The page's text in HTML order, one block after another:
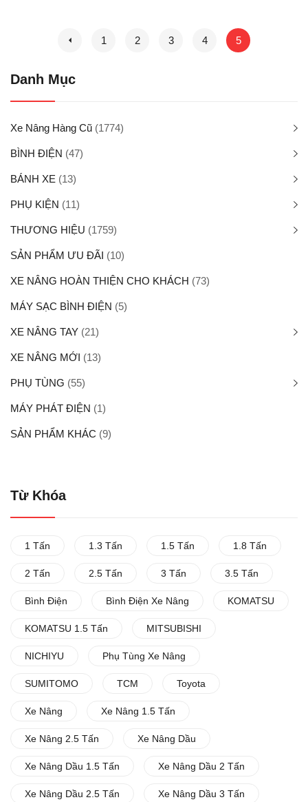
1 2 3 4 5
Danh Mục
Xe Nâng Hàng Cũ (1774)
BÌNH ĐIỆN (47)
BÁNH XE (13)
PHỤ KIỆN (11)
THƯƠNG HIỆU (1759)
SẢN PHẨM ƯU ĐÃI (10)
XE NÂNG HOÀN THIỆN CHO KHÁCH (73)
MÁY SẠC BÌNH ĐIỆN (5)
XE NÂNG TAY (21)
XE NÂNG MỚI (13)
PHỤ TÙNG (55)
MÁY PHÁT ĐIỆN (1)
SẢN PHẨM KHÁC (9)
Từ Khóa
1 Tấn 1.3 Tấn 1.5 Tấn 1.8 Tấn
2 Tấn 2.5 Tấn 3 Tấn 3.5 Tấn
Bình Điện Bình Điện Xe Nâng KOMATSU
KOMATSU 1.5 Tấn MITSUBISHI
NICHIYU Phụ Tùng Xe Nâng
SUMITOMO TCM Toyota
Xe Nâng Xe Nâng 1.5 Tấn
Xe Nâng 2.5 Tấn Xe Nâng Dầu
Xe Nâng Dầu 1.5 Tấn Xe Nâng Dầu 2 Tấn
Xe Nâng Dầu 2.5 Tấn Xe Nâng Dầu 3 Tấn